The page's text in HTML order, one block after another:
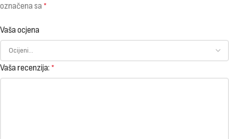
označena sa *
Vaša ocjena
Vaša recenzija: *